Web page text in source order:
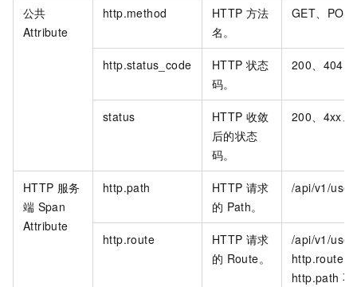
公共
Attribute
http.method HTTP 方法
名。
GET、
http.status_code HTTP 状态
码。
200、404
status HTTP 收敛
后的状态
码。
200、4xx、
HTTP 服务
端 Span
Attribute
http.path HTTP 请求
的 Path。
/api/v1/user
http.route HTTP 请求
的 Route。
/api/v1/user
http.route
http.path 不